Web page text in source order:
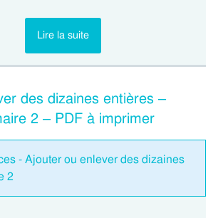
Lire la suite
des dizaines entières –
2 – PDF à imprimer
- Ajouter ou enlever des dizaines
2